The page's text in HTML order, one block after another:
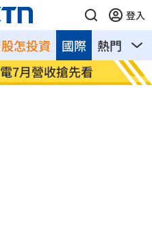
登入
怎投資 熱門 影
國際
7月營收搶先看
1國
99%